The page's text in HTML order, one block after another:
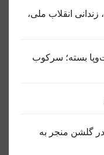
انقلاب ملی،
بسته؛ سرکوب
گلشن منجر به